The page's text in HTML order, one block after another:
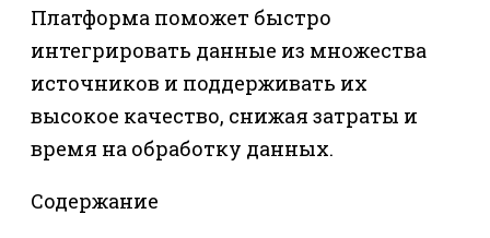
Платформа поможет быстро
интегрировать данные из множества
источников и поддерживать их
высокое качество, снижая затраты и
время на обработку данных.
Содержание